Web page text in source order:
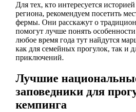
Для тех, кто интересуется
региона, рекомендуем посетить
фермы. Они расскажут о
помогут лучше понять
любое время года тут найдутся
как для семейных прогулок, так и
приключений.
Лучшие
заповедники для
кемпинга